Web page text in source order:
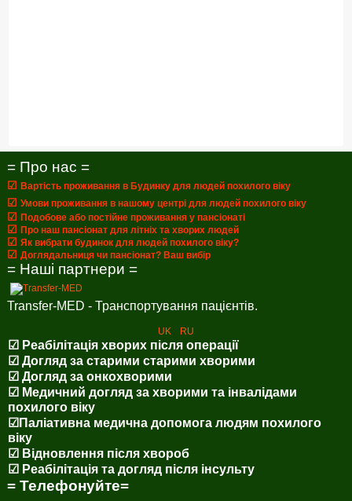
= Про нас =
☑ Вартість проживання в Будинку для людей похилого віку
☑ Умови проживання в нашому центрі для людей похилого віку
☑ Подобове або постійне проживання у пансіонаті
☑ Про наш пансіонат для літніх та хворих людей
☑ Як вибрати будинок для людей похилого віку?
☑ Доглядальниця чи пансіонат? Ваш вибір
= Наші партнери =
Transfer-MED - Транспортування пацієнтів.
UK RU
☑ Реабілітація хворих після операції
☑ Догляд за старими старими хворими
☑ Догляд за онкохворими
☑ Медичний догляд за хворими та інвалідами
похилого віку
☑Паліативна медична допомога людям похилого
віку
☑ Відновлення після хвороб
☑ Реабілітація та догляд після інсульту
= Телефонуйте=